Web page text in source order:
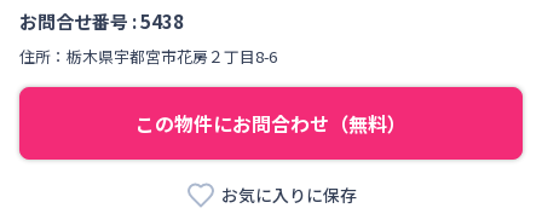
お問合せ番号 :5438
住所： 栃木県宇都宮市花房 ２丁目8-6
この物件にお問合わせ（無料）
お気に入りに保存